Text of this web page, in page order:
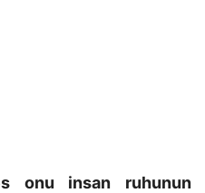
onu insan ruhunun